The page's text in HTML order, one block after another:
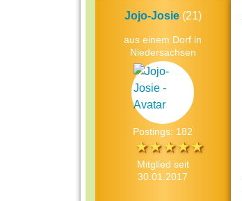
Jojo-Josie(21)
aus einem Dorf in
Niedersachsen
Postings: 182
Mitglied seit
30.01.2017